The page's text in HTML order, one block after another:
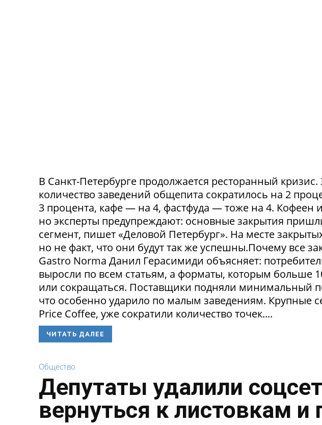
В Санкт-Петербурге продолжается ресторанный
количество заведений общепита сократилось на 2
3 процента, кафе — на 4, фастфуда — тоже на 4. Кофеен
но эксперты предупреждают: основные закрытия
сегмент, пишет «Деловой Петербург». На месте
но не факт, что они будут так же успешны.Почему все
Gastro Norma Данил Герасимиди объясняет:
выросли по всем статьям, а форматы, которым больше
или сокращаться. Поставщики подняли минимальный
что особенно ударило по малым заведениям. Крупные
Price Coffee, уже сократили количество точек....
ЧИТАТЬ ДАЛЕЕ
Общество
Депутаты удалили
вернуться к листовкам и